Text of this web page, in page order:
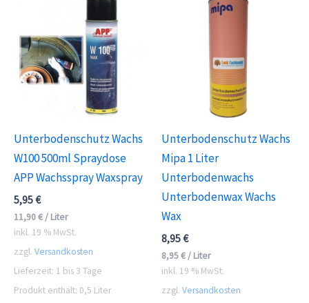
Unterbodenschutz Wachs
W100 500ml Spraydose
APP Wachsspray Waxspray
5,95€
11,90€ / Liter
inkl. 19 % MwSt.
zzgl. Versandkosten
Lieferzeit: 1 bis 3 Tage
Produkt enthält: 0,5 Liter
Unterbodenschutz Wachs
Mipa 1 Liter
Unterbodenwachs
Unterbodenwax Wachs
Wax
8,95€
8,95€ / Liter
inkl. 19 % MwSt.
zzgl. Versandkosten